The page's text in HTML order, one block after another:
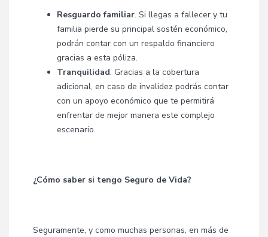
Resguardo familiar. Si llegas a fallecer y tu
familia pierde su principal sostén económico,
podrán contar con un respaldo financiero
gracias a esta póliza.
Tranquilidad. Gracias a la cobertura
adicional, en caso de invalidez podrás contar
con un apoyo económico que te permitirá
enfrentar de mejor manera este complejo
escenario.
¿Cómo saber si tengo Seguro de Vida?
Seguramente, y como muchas personas, en más de